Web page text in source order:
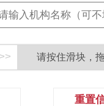
请按住滑块，
重置